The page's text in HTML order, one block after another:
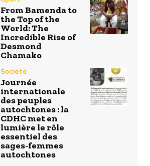
From Bamenda to
the Top of the
World: The
Incredible Rise of
Desmond
Chamako
Société
Journée
internationale
des peuples
autochtones : la
CDHC met en
lumière le rôle
essentiel des
sages-femmes
autochtones